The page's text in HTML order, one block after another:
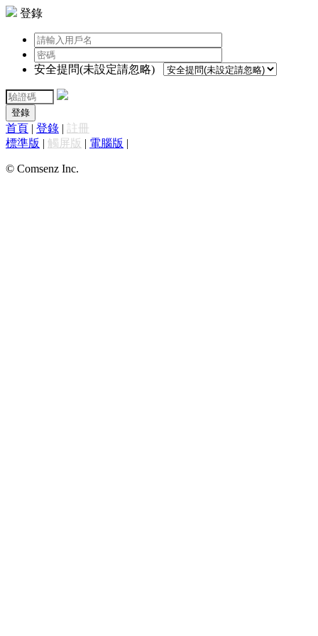
登錄
安全提問(未設定請忽略)
登錄
首頁 | 登錄 | 註冊
標準版 | 觸屏版 | 電腦版 |
© Comsenz Inc.